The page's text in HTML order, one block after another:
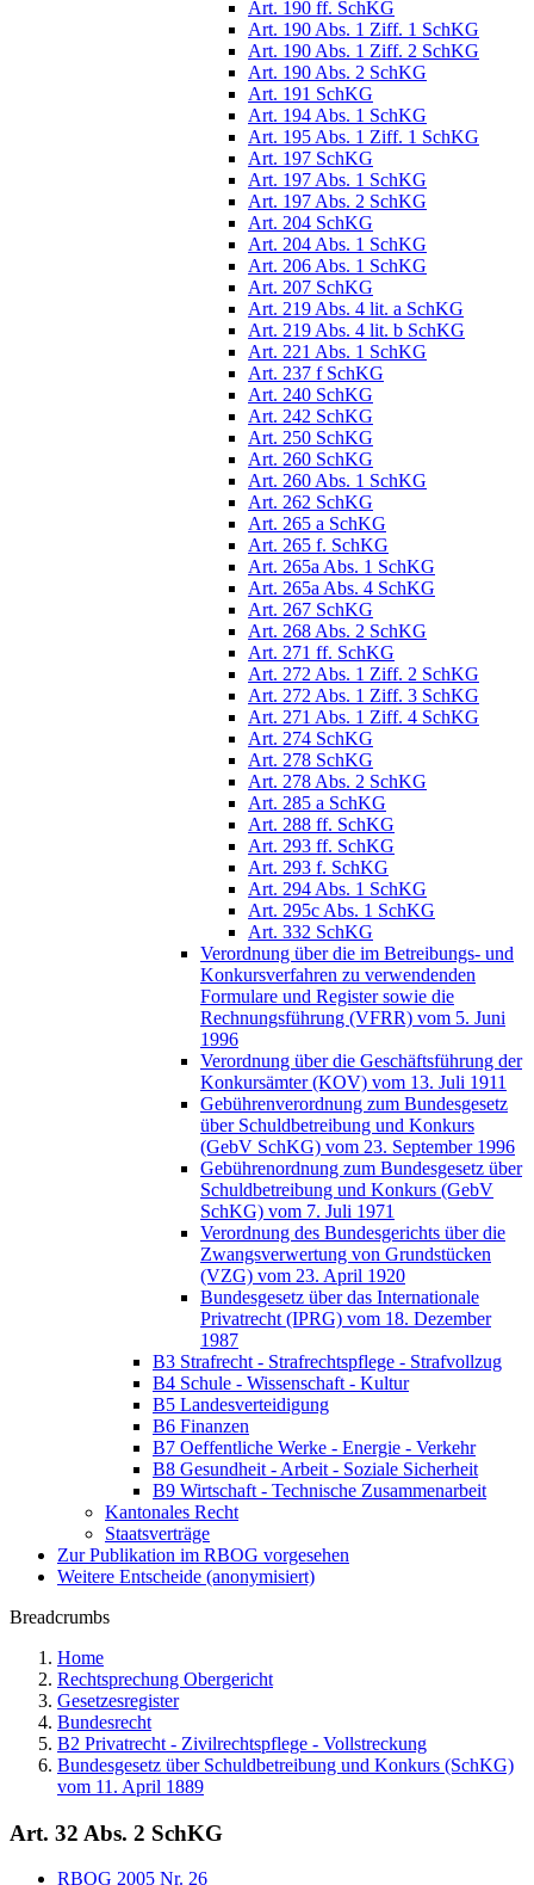
Art. 190 ff. SchKG
Art. 190 Abs. 1 Ziff. 1 SchKG
Art. 190 Abs. 1 Ziff. 2 SchKG
Art. 190 Abs. 2 SchKG
Art. 191 SchKG
Art. 194 Abs. 1 SchKG
Art. 195 Abs. 1 Ziff. 1 SchKG
Art. 197 SchKG
Art. 197 Abs. 1 SchKG
Art. 197 Abs. 2 SchKG
Art. 204 SchKG
Art. 204 Abs. 1 SchKG
Art. 206 Abs. 1 SchKG
Art. 207 SchKG
Art. 219 Abs. 4 lit. a SchKG
Art. 219 Abs. 4 lit. b SchKG
Art. 221 Abs. 1 SchKG
Art. 237 f SchKG
Art. 240 SchKG
Art. 242 SchKG
Art. 250 SchKG
Art. 260 SchKG
Art. 260 Abs. 1 SchKG
Art. 262 SchKG
Art. 265 a SchKG
Art. 265 f. SchKG
Art. 265a Abs. 1 SchKG
Art. 265a Abs. 4 SchKG
Art. 267 SchKG
Art. 268 Abs. 2 SchKG
Art. 271 ff. SchKG
Art. 272 Abs. 1 Ziff. 2 SchKG
Art. 272 Abs. 1 Ziff. 3 SchKG
Art. 271 Abs. 1 Ziff. 4 SchKG
Art. 274 SchKG
Art. 278 SchKG
Art. 278 Abs. 2 SchKG
Art. 285 a SchKG
Art. 288 ff. SchKG
Art. 293 ff. SchKG
Art. 293 f. SchKG
Art. 294 Abs. 1 SchKG
Art. 295c Abs. 1 SchKG
Art. 332 SchKG
Verordnung über die im Betreibungs- und
Konkursverfahren zu verwendenden
Formulare und Register sowie die
Rechnungsführung (VFRR) vom 5. Juni
1996
Verordnung über die Geschäftsführung der
Konkursämter (KOV) vom 13. Juli 1911
Gebührenverordnung zum Bundesgesetz
über Schuldbetreibung und Konkurs
(GebV SchKG) vom 23. September 1996
Gebührenordnung zum Bundesgesetz über
Schuldbetreibung und Konkurs (GebV
SchKG) vom 7. Juli 1971
Verordnung des Bundesgerichts über die
Zwangsverwertung von Grundstücken
(VZG) vom 23. April 1920
Bundesgesetz über das Internationale
Privatrecht (IPRG) vom 18. Dezember
1987
B3 Strafrecht - Strafrechtspflege - Strafvollzug
B4 Schule - Wissenschaft - Kultur
B5 Landesverteidigung
B6 Finanzen
B7 Oeffentliche Werke - Energie - Verkehr
B8 Gesundheit - Arbeit - Soziale Sicherheit
B9 Wirtschaft - Technische Zusammenarbeit
Kantonales Recht
Staatsverträge
Zur Publikation im RBOG vorgesehen
Weitere Entscheide (anonymisiert)
Breadcrumbs
Home
Rechtsprechung Obergericht
Gesetzesregister
Bundesrecht
B2 Privatrecht - Zivilrechtspflege - Vollstreckung
Bundesgesetz über Schuldbetreibung und Konkurs (SchKG)
vom 11. April 1889
Art. 32 Abs. 2 SchKG
RBOG 2005 Nr. 26